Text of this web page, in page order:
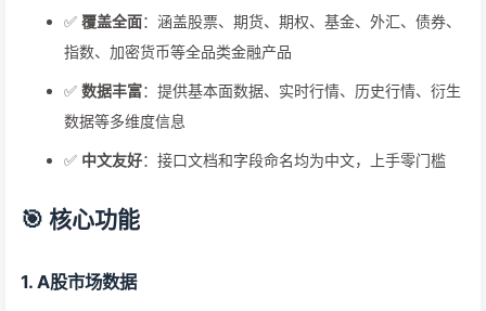
✅ 覆盖全面：涵盖股票、期货、期权、基金、外汇、债券、
指数、加密货币等全品类金融产品
✅ 数据丰富：提供基本面数据、实时行情、历史行情、衍生
数据等多维度信息
✅ 中文友好：接口文档和字段命名均为中文，上手零门槛
🎯 核心功能
1. A股市场数据